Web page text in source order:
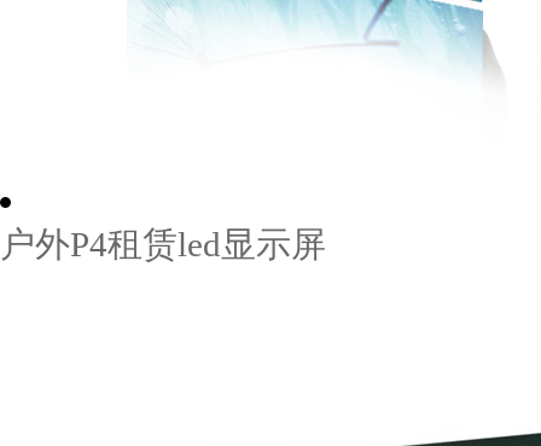
户外P4租赁led显示屏